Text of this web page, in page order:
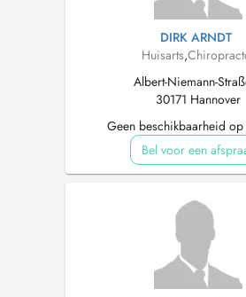
DIRK ARNDT
Huisarts,
Albert-Niemann-
30171 Hannover
Geen beschikbaarheid op
Bel voor een